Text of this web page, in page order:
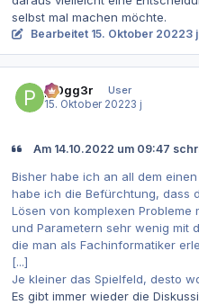
selbst mal machen möchte.
Bearbeitet 15. Oktober 20223 j
pr0gg3r
User
15. Oktober 20223 j
Am 14.10.2022 um 09:47
Bisher habe ich an all dem
habe ich die Befürchtung, dass
Lösen von komplexen Probleme
und Parametern sehr wenig mit
die man als Fachinformatiker
[...]
Je kleiner das Spielfeld, desto
Es gibt immer wieder die